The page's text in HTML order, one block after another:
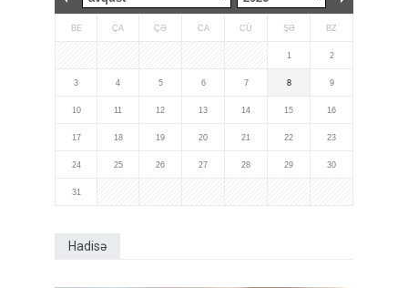
BE ÇA ÇƏ CA CÜ ŞƏ BZ
1 2
3 4 5 6 7 8 9
10 11 12 13 14 15 16
17 18 19 20 21 22 23
24 25 26 27 28 29 30
31
Hadisə